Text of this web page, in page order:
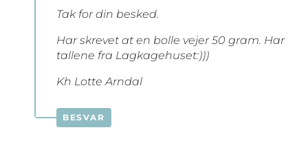
Tak for din besked.
Har skrevet at en bolle vejer 50 gram. Har
tallene fra Lagkagehuset:)))
Kh Lotte Arndal
BESVAR